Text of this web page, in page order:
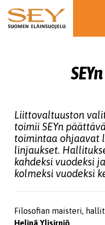
Liittovaltuuston
toimii SEYn
toimintaa ohjaavat
linjaukset.
kahdeksi vuodeksi
kolmeksi vuodeksi
Filosofian maisteri,
Helinä Ylisirniö